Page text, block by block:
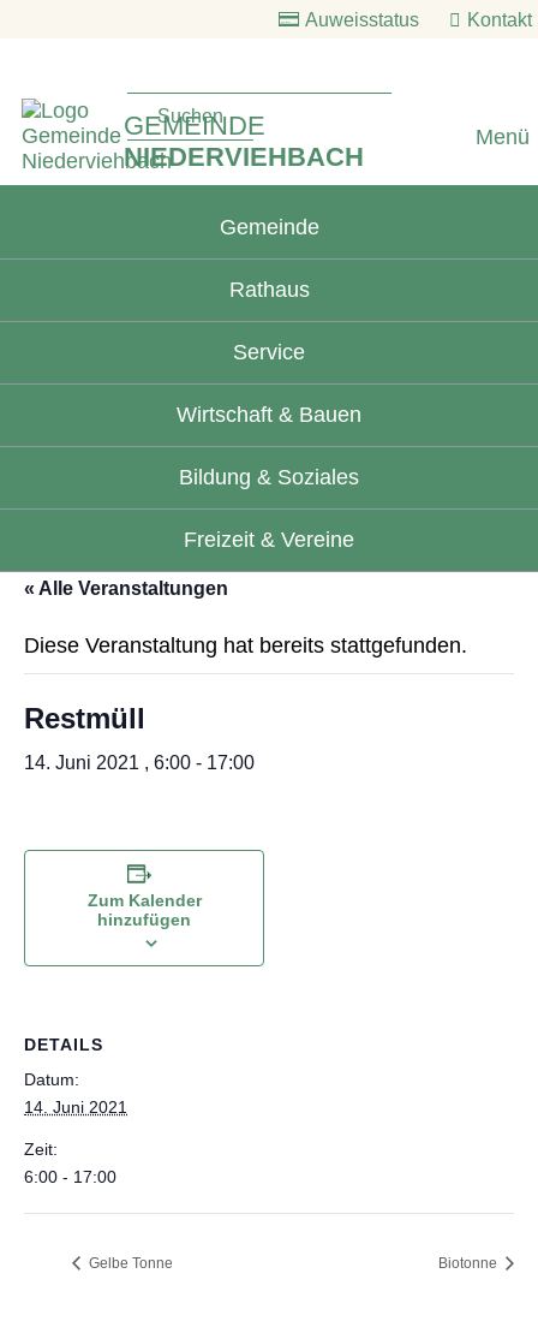
Menü
Auweisstatus Kontakt
GEMEINDE
NIEDERVIEHBACH
Gemeinde
Rathaus
Service
Wirtschaft & Bauen
Bildung & Soziales
Freizeit & Vereine
« Alle Veranstaltungen
Diese Veranstaltung hat bereits stattgefunden.
Restmüll
14. Juni 2021 , 6:00 - 17:00
Zum Kalender
hinzufügen
DETAILS
Datum:
14. Juni 2021
Zeit:
6:00 - 17:00
Gelbe Tonne Biotonne